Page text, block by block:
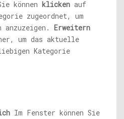
können klicken auf
zugeordnet, um
Erweitern
um das aktuelle
Kategorie
Im Fenster können Sie